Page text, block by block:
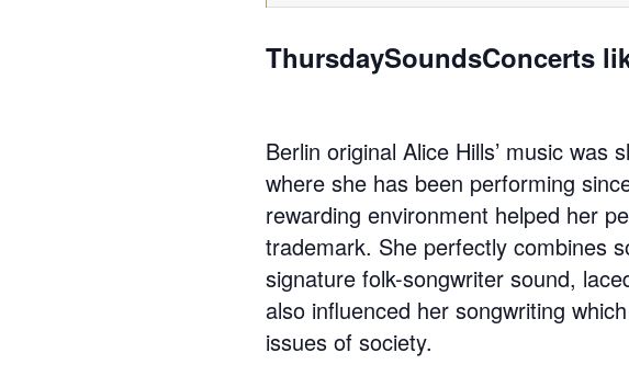
ThursdaySoundsConcerts
Berlin original Alice Hills’ music
where she has been performing
rewarding environment helped her
trademark. She perfectly combines
signature folk-songwriter sound,
also influenced her songwriting
issues of society.